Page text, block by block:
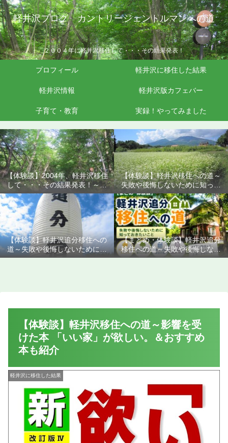
軽井沢ブログ カントリージェントルマンへの道
２００４年に軽井沢移住して・・・その結果発表！
プロフィール 軽井沢に移住した結果
軽井沢情報 軽井沢版カフェバー
子育て・教育 実録！やってみました
【体験談】2004年、軽井沢移住
して・・・その結果発表！～失
敗や後悔しないために知ってお
きたいこと
【体験談】軽井沢移住への道～
失敗や後悔しないために知って
おきたいこと
【体験談】軽井沢追分移住への
道～失敗や後悔しないために知
っておきたいこと
【まとめ・体験談】軽井沢追分
移住への道～失敗や後悔しない
ために知っておきたいこと
【体験談】軽井沢移住への道～影響を受
けた本 「いい家」が欲しい。＆おすすめ
本も紹介
軽井沢に移住した結果